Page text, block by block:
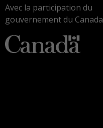
Avec la participation du
gouvernement du Canada